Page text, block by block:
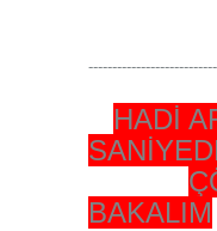
HADİ
BAKALIM